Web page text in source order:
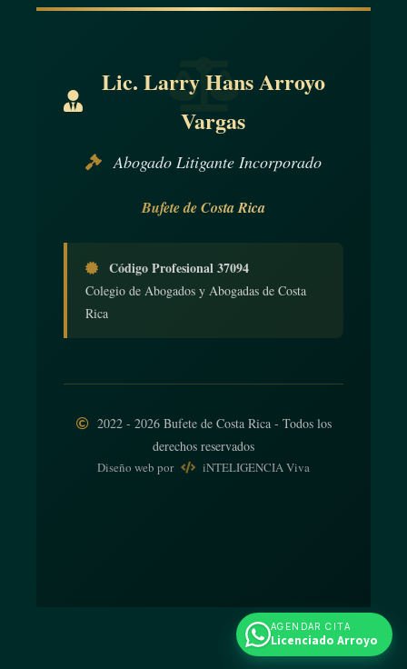
Lic. Larry Hans Arroyo
Vargas
Abogado Litigante Incorporado
Bufete de Costa Rica
Código Profesional 37094
Colegio de Abogados y Abogadas de Costa
Rica
2022 - 2026 Bufete de Costa Rica - Todos los
derechos reservados
Diseño web por iNTELIGENCIA Viva
AGENDAR CITA
Licenciado Arroyo